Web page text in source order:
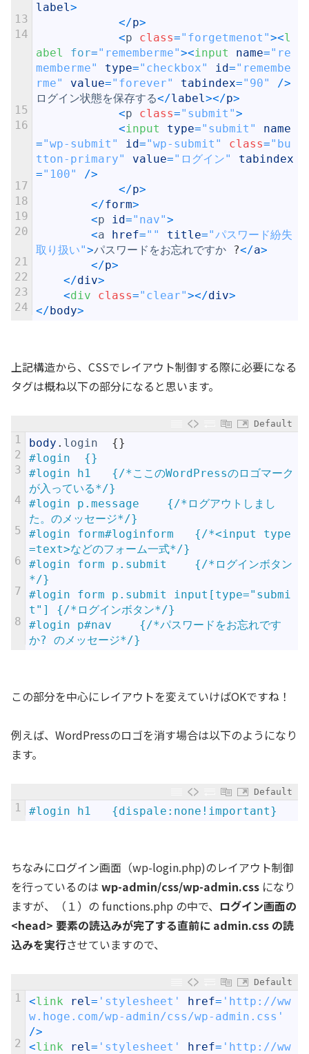
13
14
15
16
17
18
19
20
21
22
23
24
label>
</p>
<p class="forgetmenot"><l
abel for="rememberme"><input name="re
memberme"
type="checkbox" id="remembe
rme"
value="forever" tabindex="90" />
ログイン状態を保存する</label></p>
<p class="submit">
<input type="submit"
name
="wp-submit" id="wp-submit" class="bu
tton-primary"
value="ログイン"
tabindex
="100" />
</p>
</form>
<p id="nav">
<a href="" title="パスワード紛失
取り扱い">パスワードをお忘れですか ?</a>
</p>
</div>
<div class="clear"></div>
</ body>
上記構造から、CSSでレイアウト制御する際に必要になる
タグは概ね以下の部分になると思います。
Default
1
2
3
4
5
6
7
8
body . login {}
#login	{}
#login h1	{/*ここのWordPressのロゴマーク
が入っている*/}
#login p.message	{/*ログアウトしまし
た。のメッセージ*/}
#login form#loginform	{/*<input type
=text>などのフォーム一式*/}
#login form p.submit	{/*ログインボタン
*/}
#login form p.submit input[type="submi
t"]	{/*ログインボタン*/}
#login p#nav	{/*パスワードをお忘れです
か? のメッセージ*/}
この部分を中心にレイアウトを変えていけばOKですね！
例えば、WordPressのロゴを消す場合は以下のようになり
ます。
Default
1 #login h1	{dispale:none!important}
ちなみにログイン画面（wp-login.php)のレイアウト制御
を行っているのは wp-admin/css/wp-admin.css になり
ますが、（１）の functions.php の中で、 ログイン画面の
<head> 要素の読込みが完了する直前に admin.css の読
込みを実行させていますので、
Default
1
2
<link rel = 'stylesheet' href= 'http://ww
w.hoge.com/wp-admin/css/wp-admin.css'
/>
<link rel = 'stylesheet' href= 'http://ww